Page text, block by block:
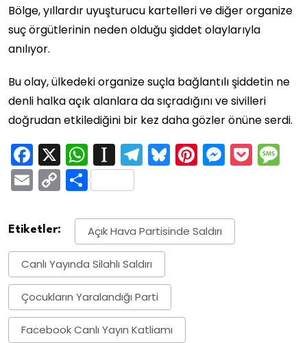
Bölge, yıllardır uyuşturucu kartelleri ve diğer organize
suç örgütlerinin neden olduğu şiddet olaylarıyla
anılıyor.
Bu olay, ülkedeki organize suçla bağlantılı şiddetin ne
denli halka açık alanlara da sıçradığını ve sivilleri
doğrudan etkilediğini bir kez daha gözler önüne serdi.
Facebook
X WhatsApp
Instapaper
Telegram
Bluesky
Pinterest
EmailCopy
Link
Share
Etiketler: Açık Hava Partisinde Saldırı
Canlı Yayında Silahlı Saldırı
Çocukların Yaralandığı Parti
Facebook Canlı Yayın Katliamı